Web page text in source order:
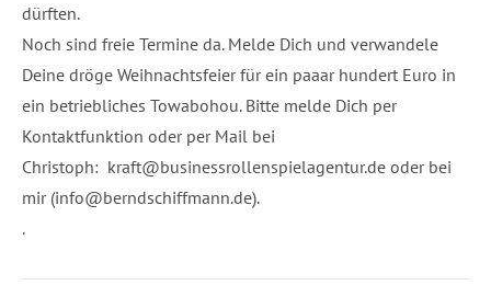
dürften.
Noch sind freie Termine da. Melde Dich und verwandele
Deine dröge Weihnachtsfeier für ein paaar hundert Euro in
ein betriebliches Towabohou. Bitte melde Dich per
Kontaktfunktion oder per Mail bei
Christoph: kraft@businessrollenspielagentur.de oder bei
mir (info@berndschiffmann.de).
.